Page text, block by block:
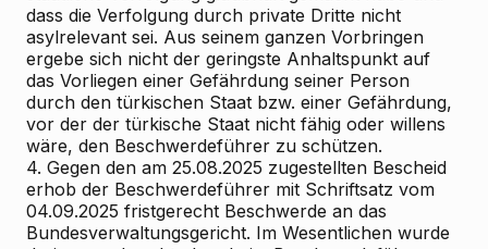
dass die Verfolgung durch private Dritte nicht
asylrelevant sei. Aus seinem ganzen Vorbringen
ergebe sich nicht der geringste Anhaltspunkt auf
das Vorliegen einer Gefährdung seiner Person
durch den türkischen Staat bzw. einer Gefährdung,
vor der der türkische Staat nicht fähig oder willens
wäre, den Beschwerdeführer zu schützen.
4. Gegen den am 25.08.2025 zugestellten Bescheid
erhob der Beschwerdeführer mit Schriftsatz vom
04.09.2025 fristgerecht Beschwerde an das
Bundesverwaltungsgericht. Im Wesentlichen wurde